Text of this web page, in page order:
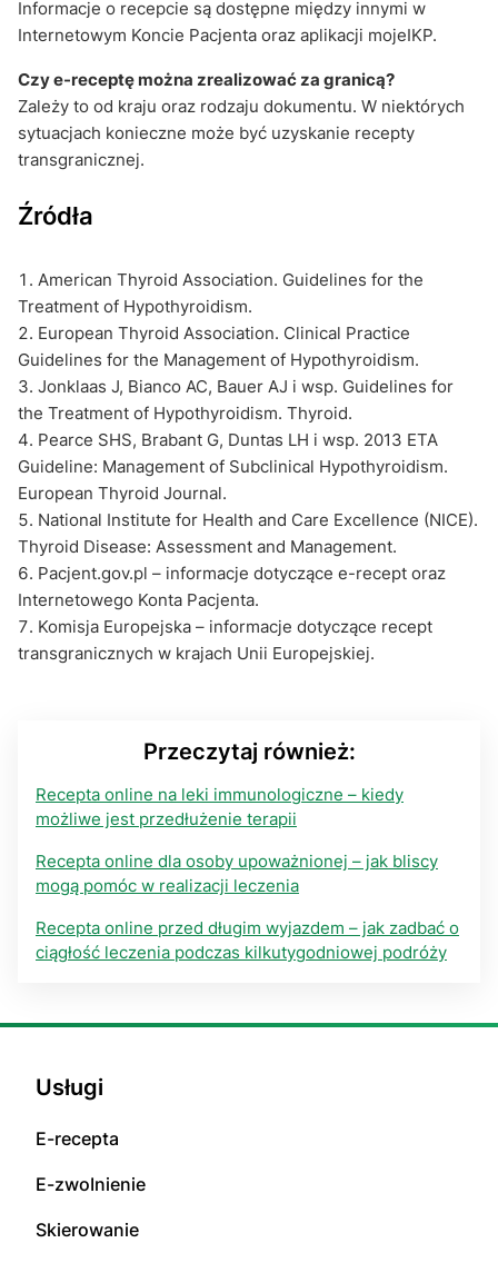
Informacje o recepcie są dostępne między innymi w
Internetowym Koncie Pacjenta oraz aplikacji mojeIKP.
Czy e-receptę można zrealizować za granicą?
Zależy to od kraju oraz rodzaju dokumentu. W niektórych
sytuacjach konieczne może być uzyskanie recepty
transgranicznej.
Źródła
American Thyroid Association. Guidelines for the
Treatment of Hypothyroidism.
European Thyroid Association. Clinical Practice
Guidelines for the Management of Hypothyroidism.
Jonklaas J, Bianco AC, Bauer AJ i wsp. Guidelines for
the Treatment of Hypothyroidism. Thyroid.
Pearce SHS, Brabant G, Duntas LH i wsp. 2013 ETA
Guideline: Management of Subclinical Hypothyroidism.
European Thyroid Journal.
National Institute for Health and Care Excellence (NICE).
Thyroid Disease: Assessment and Management.
Pacjent.gov.pl – informacje dotyczące e-recept oraz
Internetowego Konta Pacjenta.
Komisja Europejska – informacje dotyczące recept
transgranicznych w krajach Unii Europejskiej.
Przeczytaj również:
Recepta online na leki immunologiczne – kiedy
możliwe jest przedłużenie terapii
Recepta online dla osoby upoważnionej – jak bliscy
mogą pomóc w realizacji leczenia
Recepta online przed długim wyjazdem – jak zadbać o
ciągłość leczenia podczas kilkutygodniowej podróży
Usługi
E-rесерta
E-zwоInіenіе
Skierowanie